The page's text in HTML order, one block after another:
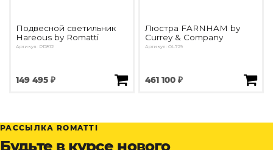
Подвесной светильник
Hareous by Romatti
Артикул: PD812
149 495 ₽
Люстра FARNHAM by
Currey & Company
Артикул: OL729
461 100 ₽
РАССЫЛКА ROMATTI
Будьте в курсе нового